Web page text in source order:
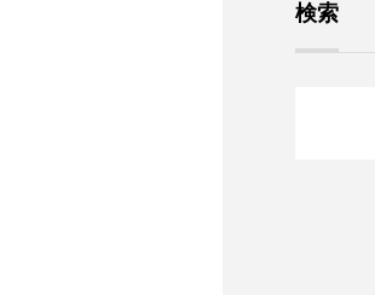
検索